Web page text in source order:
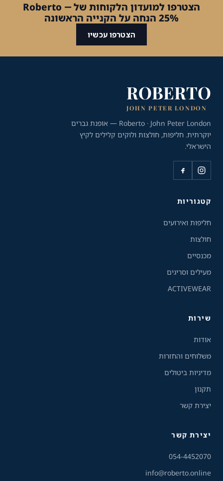
הצטרפו למועדון הלקוחות של Roberto —
25% הנחה על הקנייה הראשונה
הצטרפו עכשיו
ROBERTO
JOHN PETER LONDON
Roberto · John Peter London — אופנת גברים
יוקרתית. חליפות, חולצות ולוקים קלילים לקיץ
הישראלי.
קטגוריות
חליפות ואירועים
חולצות
מכנסיים
מעילים וסריגים
ACTIVEWEAR
שירות
אודות
משלוחים והחזרות
מדיניות ביטולים
תקנון
יצירת קשר
יצירת קשר
054-4452070
info@roberto.online
כלי נגישות
גודל טקסט
A-
שירות הלקוחות והמכירות